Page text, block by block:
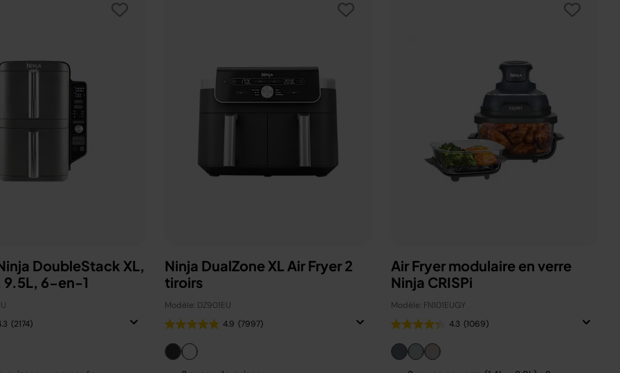
DoubleStack XL,
verticale, 9.5L, 6-en-1
(2174)
Ninja DualZone XL Air Fryer 2
tiroirs
Modèle: DZ901EU
4.9 (7997)
Air Fryer modulaire en verre
Ninja CRISPi
Modèle: FN101EUGY
4.3 (1069)